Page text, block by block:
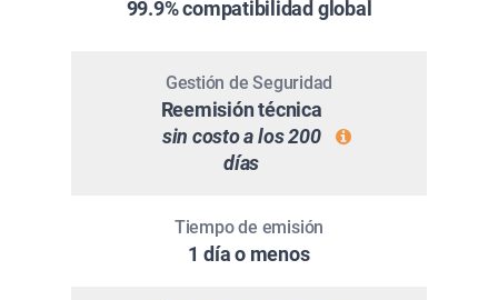
99.9% compatibilidad global
Gestión de Seguridad
Reemisión técnica
sin costo a los 200
días
Tiempo de emisión
1 día o menos